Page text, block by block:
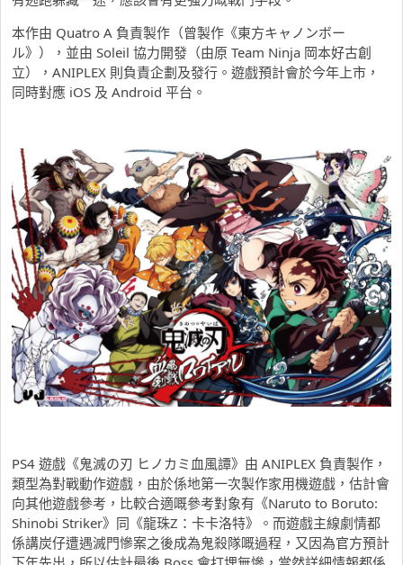
本作由 Quatro A 負責製作（曾製作《東方キャノンボー
ル》），並由 Soleil 協力開發（由原 Team Ninja 岡本好古創
立），ANIPLEX 則負責企劃及發行。遊戲預計會於今年上市，
同時對應 iOS 及 Android 平台。
PS4 遊戲《鬼滅の刃 ヒノカミ血風譚》由 ANIPLEX 負責製作，
類型為對戰動作遊戲，由於係地第一次製作家用機遊戲，估計會
向其他遊戲參考，比較合適嘅參考對象有《Naruto to Boruto:
Shinobi Striker》同《龍珠Z：卡卡洛特》。而遊戲主線劇情都
係講炭仔遭遇滅門慘案之後成為鬼殺隊嘅過程，又因為官方預計